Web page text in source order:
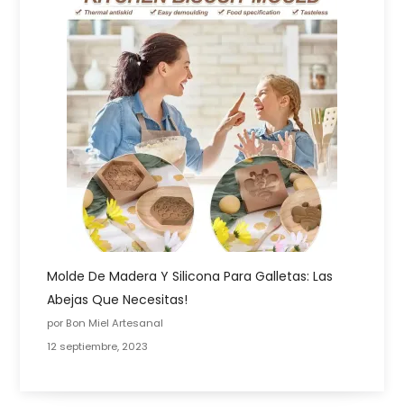
Molde De Madera Y Silicona Para Galletas: Las
Abejas Que Necesitas!
por Bon Miel Artesanal
12 septiembre, 2023